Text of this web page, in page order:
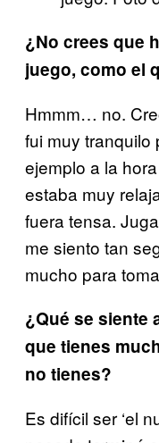
¿No crees que
juego, como el
Hmmm… no.
fui muy tranquilo
ejemplo a la
estaba muy
fuera tensa.
me siento tan
mucho para
¿Qué se siente
que tienes
no tienes?
Es difícil ser ‘el